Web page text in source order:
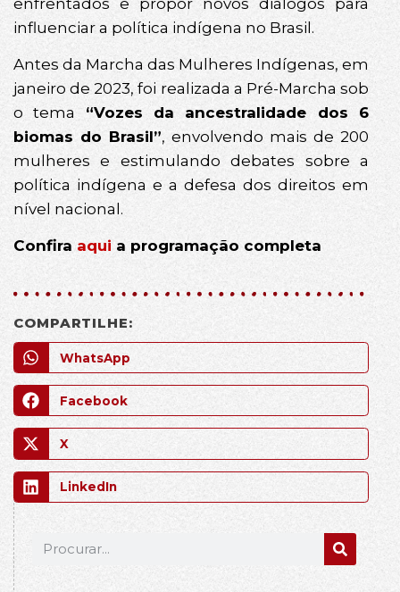
influenciar a política indígena no Brasil.
Antes da Marcha das Mulheres Indígenas, em
janeiro de 2023, foi realizada a Pré-Marcha sob
o tema “Vozes da ancestralidade dos 6
biomas do Brasil”, envolvendo mais de 200
mulheres e estimulando debates sobre a
política indígena e a defesa dos direitos em
nível nacional.
Confira aqui a programação completa
COMPARTILHE:
WhatsApp
Facebook
X
LinkedIn